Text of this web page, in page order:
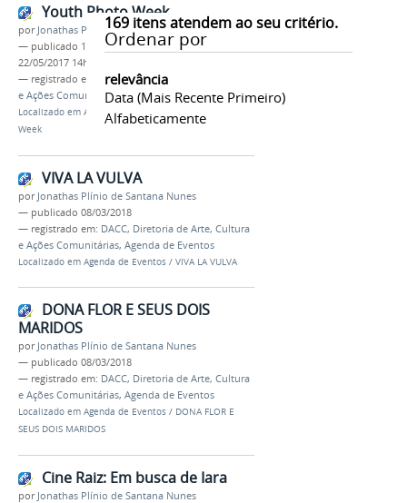
169itens atendem ao seu critério.
Ordenar por
relevância
Data (mais Recente Primeiro)
Alfabeticamente
Youth Photo Week
por Jonathas Plínio de Santana Nunes
— publicado 16/05/2017 —última modificação
22/05/2017 14h33
— registrado em:
DACC,Diretoria de Arte, Cultura
e Ações Comunitárias,Agenda de Eventos
Localizado em Agenda de Eventos
Week
VIVA LA VULVA
por Jonathas Plínio de Santana Nunes
— publicado 08/03/2018
— registrado em: DACC, Diretoria de Arte, Cultura
e Ações Comunitárias, Agenda de Eventos
Localizado em Agenda de Eventos / VIVA LA VULVA
DONA FLOR E SEUS DOIS
MARIDOS
por Jonathas Plínio de Santana Nunes
— publicado 08/03/2018
— registrado em: DACC, Diretoria de Arte, Cultura
e Ações Comunitárias, Agenda de Eventos
Localizado em Agenda de Eventos / DONA FLOR E
SEUS DOIS MARIDOS
Cine Raiz: Em busca de Iara
por Jonathas Plínio de Santana Nunes